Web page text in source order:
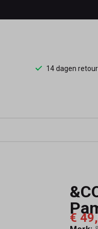
14 dagen
€